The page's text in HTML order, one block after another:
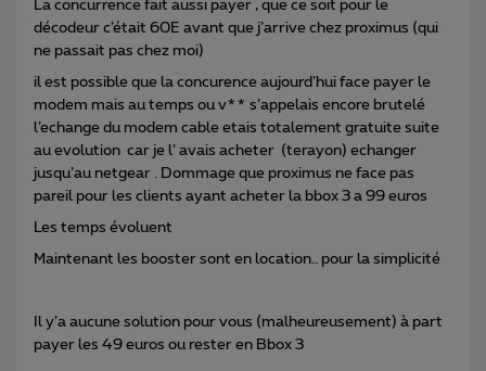
La concurrence fait aussi payer , que ce soit pour le
décodeur c’était 60E avant que j’arrive chez proximus (qui
ne passait pas chez moi)
il est possible que la concurence aujourd’hui face payer le
modem mais au temps ou v** s’appelais encore brutelé
l’echange du modem cable etais totalement gratuite suite
au evolution car je l’ avais acheter (terayon) echanger
jusqu’au netgear . Dommage que proximus ne face pas
pareil pour les clients ayant acheter la bbox 3 a 99 euros
Les temps évoluent
Maintenant les booster sont en location.. pour la simplicité
Il y’a aucune solution pour vous (malheureusement) à part
payer les 49 euros ou rester en Bbox 3